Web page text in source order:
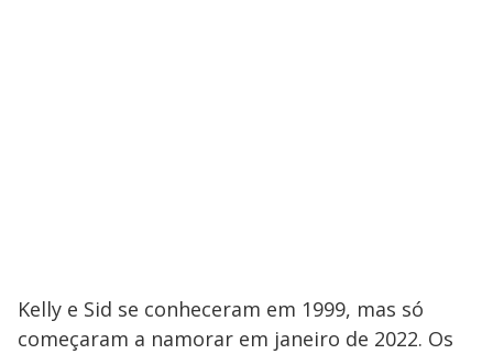
Kelly e Sid se conheceram em 1999, mas só
começaram a namorar em janeiro de 2022. Os